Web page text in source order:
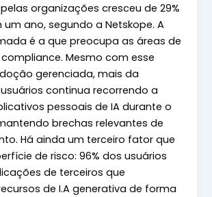
organizações cresceu de 29%
um ano, segundo a Netskope. A
é a que preocupa as áreas de
Mesmo com esse
gerenciada, mais da
continua recorrendo a
pessoais de IA durante o
brechas relevantes de
Há ainda um terceiro fator que
de risco: 96% dos usuários
de terceiros que
de I.A generativa de forma